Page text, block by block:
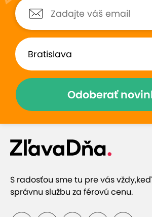
Prečo si vybrať túto
Jedna fotka alebo viacero
Vysoká kvalita tlače
Odoberať
S radosťou sme tu pre vás vždy,
správnu službu za férovú cenu.